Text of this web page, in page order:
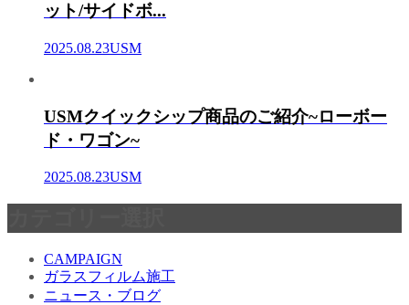
ット/サイドボ...
2025.08.23USM
USMクイックシップ商品のご紹介~ローボー
ド・ワゴン~
2025.08.23USM
CAMPAIGN
ガラスフィルム施工
ニュース・ブログ